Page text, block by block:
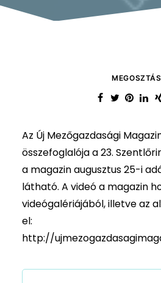
MEGOSZTÁS
Az Új Mezőgazdasági
összefoglalója a 23.
a magazin augusztus 25-i
látható. A videó a magazin
videógalériájából, illetve az
el:
http://